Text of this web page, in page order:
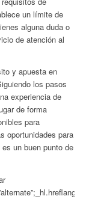
un límite de
alguna duda o
de atención al
y apuesta en
los pasos
experiencia de
de forma
para
oportunidades para
es un buen punto de